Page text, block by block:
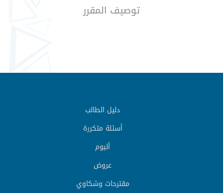
توصيف المقرر
دليل الطالب
أسئلة متكررة
ألبوم
عروض
مقترحات وشكاوي